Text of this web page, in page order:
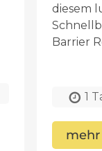
diesem
Barrier
1